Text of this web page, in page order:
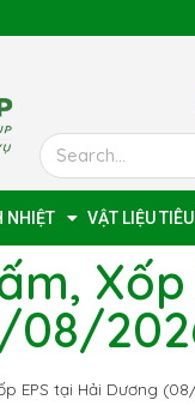
NHIỆT VẬT LIỆU
08/
EPS tại Hải Dương